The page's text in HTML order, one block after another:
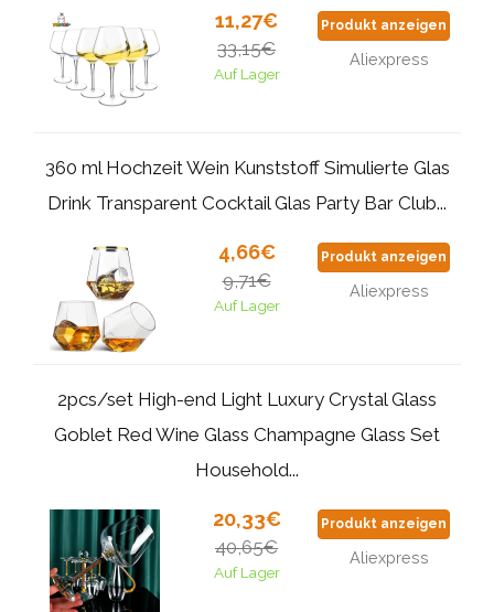
11,27€
33,15€
Auf Lager
Produkt anzeigen
Aliexpress
360 ml Hochzeit Wein Kunststoff Simulierte Glas
Drink Transparent Cocktail Glas Party Bar Club...
4,66€
9,71€
Auf Lager
Produkt anzeigen
Aliexpress
2pcs/set High-end Light Luxury Crystal Glass
Goblet Red Wine Glass Champagne Glass Set
Household...
20,33€
40,65€
Auf Lager
Produkt anzeigen
Aliexpress